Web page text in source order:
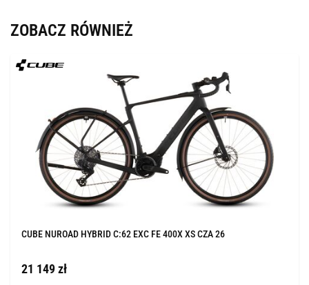
ZOBACZ RÓWNIEŻ
CUBE NUROAD HYBRID C:62 EXC FE 400X XS CZA 26
21 149 zł